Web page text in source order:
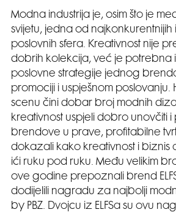
Modna industrija je, osim što je
svijetu, jedna od najkonkurentnijih
poslovnih sfera. Kreativnost nije
dobrih kolekcija, već je potrebna
poslovne strategije jednog
promociji i uspješnom poslovanju.
scenu čini dobar broj modnih
kreativnost uspjeli dobro unovčiti i
brendove u prave, profitabilne
dokazali kako kreativnost i biznis
ići ruku pod ruku. Među velikim
ove godine prepoznali brend
dodijelili nagradu za najbolji
by PBZ. Dvojcu iz ELFSa su ovu